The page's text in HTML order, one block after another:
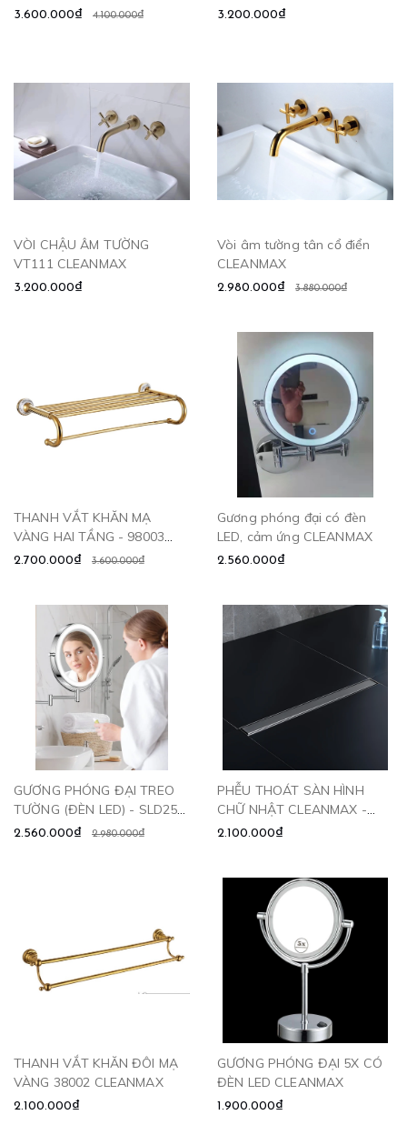
CLEANMAX
3.600.000₫ 4.100.000₫ 3.200.000₫
VÒI CHẬU ÂM TƯỜNG
VT111 CLEANMAX
3.200.000₫
Vòi âm tường tân cổ điển
CLEANMAX
2.980.000₫ 3.880.000₫
THANH VẮT KHĂN MẠ
VÀNG HAI TẦNG - 98003
CLEANMAX
2.700.000₫ 3.600.000₫
Gương phóng đại có đèn
LED, cảm ứng CLEANMAX
2.560.000₫
GƯƠNG PHÓNG ĐẠI TREO
TƯỜNG (ĐÈN LED) - SLD256
CLEANMAX
2.560.000₫ 2.980.000₫
PHỄU THOÁT SÀN HÌNH
CHỮ NHẬT CLEANMAX -
6010
2.100.000₫
THANH VẮT KHĂN ĐÔI MẠ
VÀNG 38002 CLEANMAX
2.100.000₫
GƯƠNG PHÓNG ĐẠI 5X CÓ
ĐÈN LED CLEANMAX
1.900.000₫